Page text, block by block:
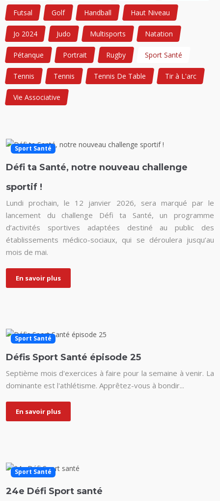
Futsal Golf Handball Haut Niveau
Jo 2024 Judo Multisports Natation
Pétanque Portrait Rugby Sport Santé
Tennis Tennis Tennis De Table Tir à L'arc
Vie Associative
Sport Santé
Défi ta Santé, notre nouveau challenge
sportif !
Lundi prochain, le 12 janvier 2026, sera marqué par le
lancement du challenge Défi ta Santé, un programme
d’activités sportives adaptées destiné au public des
établissements médico-sociaux, qui se déroulera jusqu’au
mois de mai.
En savoir plus
Sport Santé
Défis Sport Santé épisode 25
Septième mois d'exercices à faire pour la semaine à venir. La
dominante est l'athlétisme. Apprêtez-vous à bondir...
En savoir plus
Sport Santé
24e Défi Sport santé